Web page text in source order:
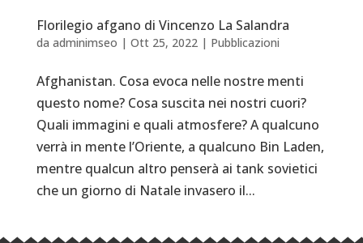
Florilegio afgano di Vincenzo La Salandra
da adminimseo | Ott 25, 2022| Pubblicazioni
Afghanistan. Cosa evoca nelle nostre menti
questo nome? Cosa suscita nei nostri cuori?
Quali immagini e quali atmosfere? A qualcuno
verrà in mente l’Oriente, a qualcuno Bin Laden,
mentre qualcun altro penserà ai tank sovietici
che un giorno di Natale invasero il...